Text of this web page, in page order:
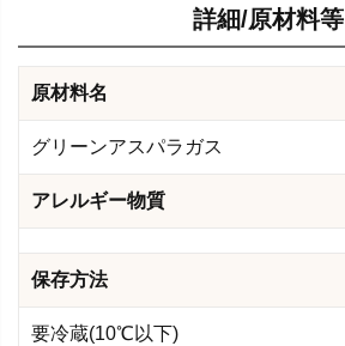
詳細/原材料等
原材料名
グリーンアスパラガス
アレルギー物質
保存方法
要冷蔵(10℃以下)